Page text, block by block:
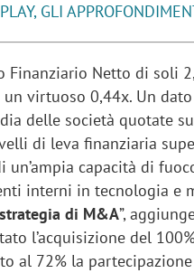
GLI
Finanziario Netto di soli
virtuoso 0,44x. Un
delle società quotate
di leva finanziaria
un’ampia capacità di
interni in tecnologia e
di M&A”,
l’acquisizione del
al 72% la